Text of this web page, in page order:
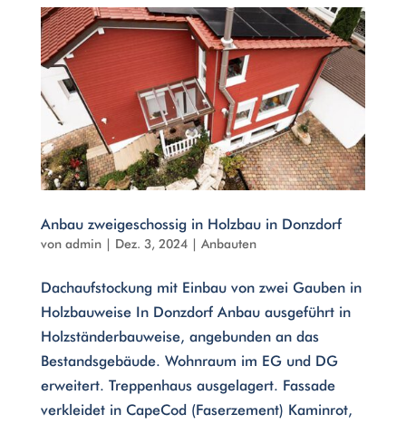
Anbau zweigeschossig in Holzbau in Donzdorf
von admin| Dez. 3, 2024| Anbauten
Dachaufstockung mit Einbau von zwei Gauben in
Holzbauweise In Donzdorf Anbau ausgeführt in
Holzständerbauweise, angebunden an das
Bestandsgebäude. Wohnraum im EG und DG
erweitert. Treppenhaus ausgelagert. Fassade
verkleidet in CapeCod (Faserzement) Kaminrot,